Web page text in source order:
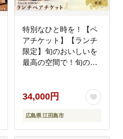
特別なひと時を！【ペ
アチケット】【ランチ
限定】旬のおいしいを
最高の空間で！旬の江
Bricolage17＞江田島市
[XCC001] 旅行・体験
34,000円
広島県 江田島市